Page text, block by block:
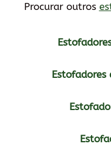
Procurar outros
Estofadores